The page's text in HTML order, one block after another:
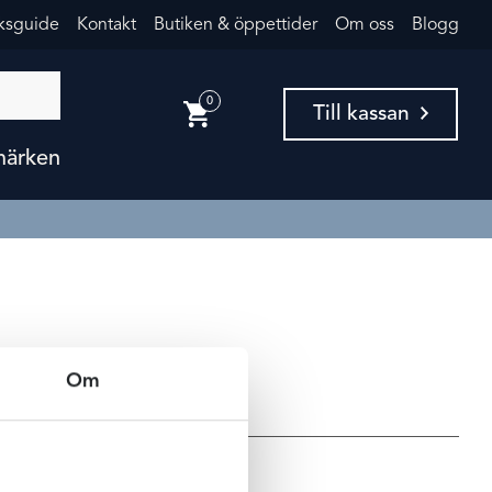
Om
Kontakt Butiken & öppettider Om oss Blogg
0
Till kassan